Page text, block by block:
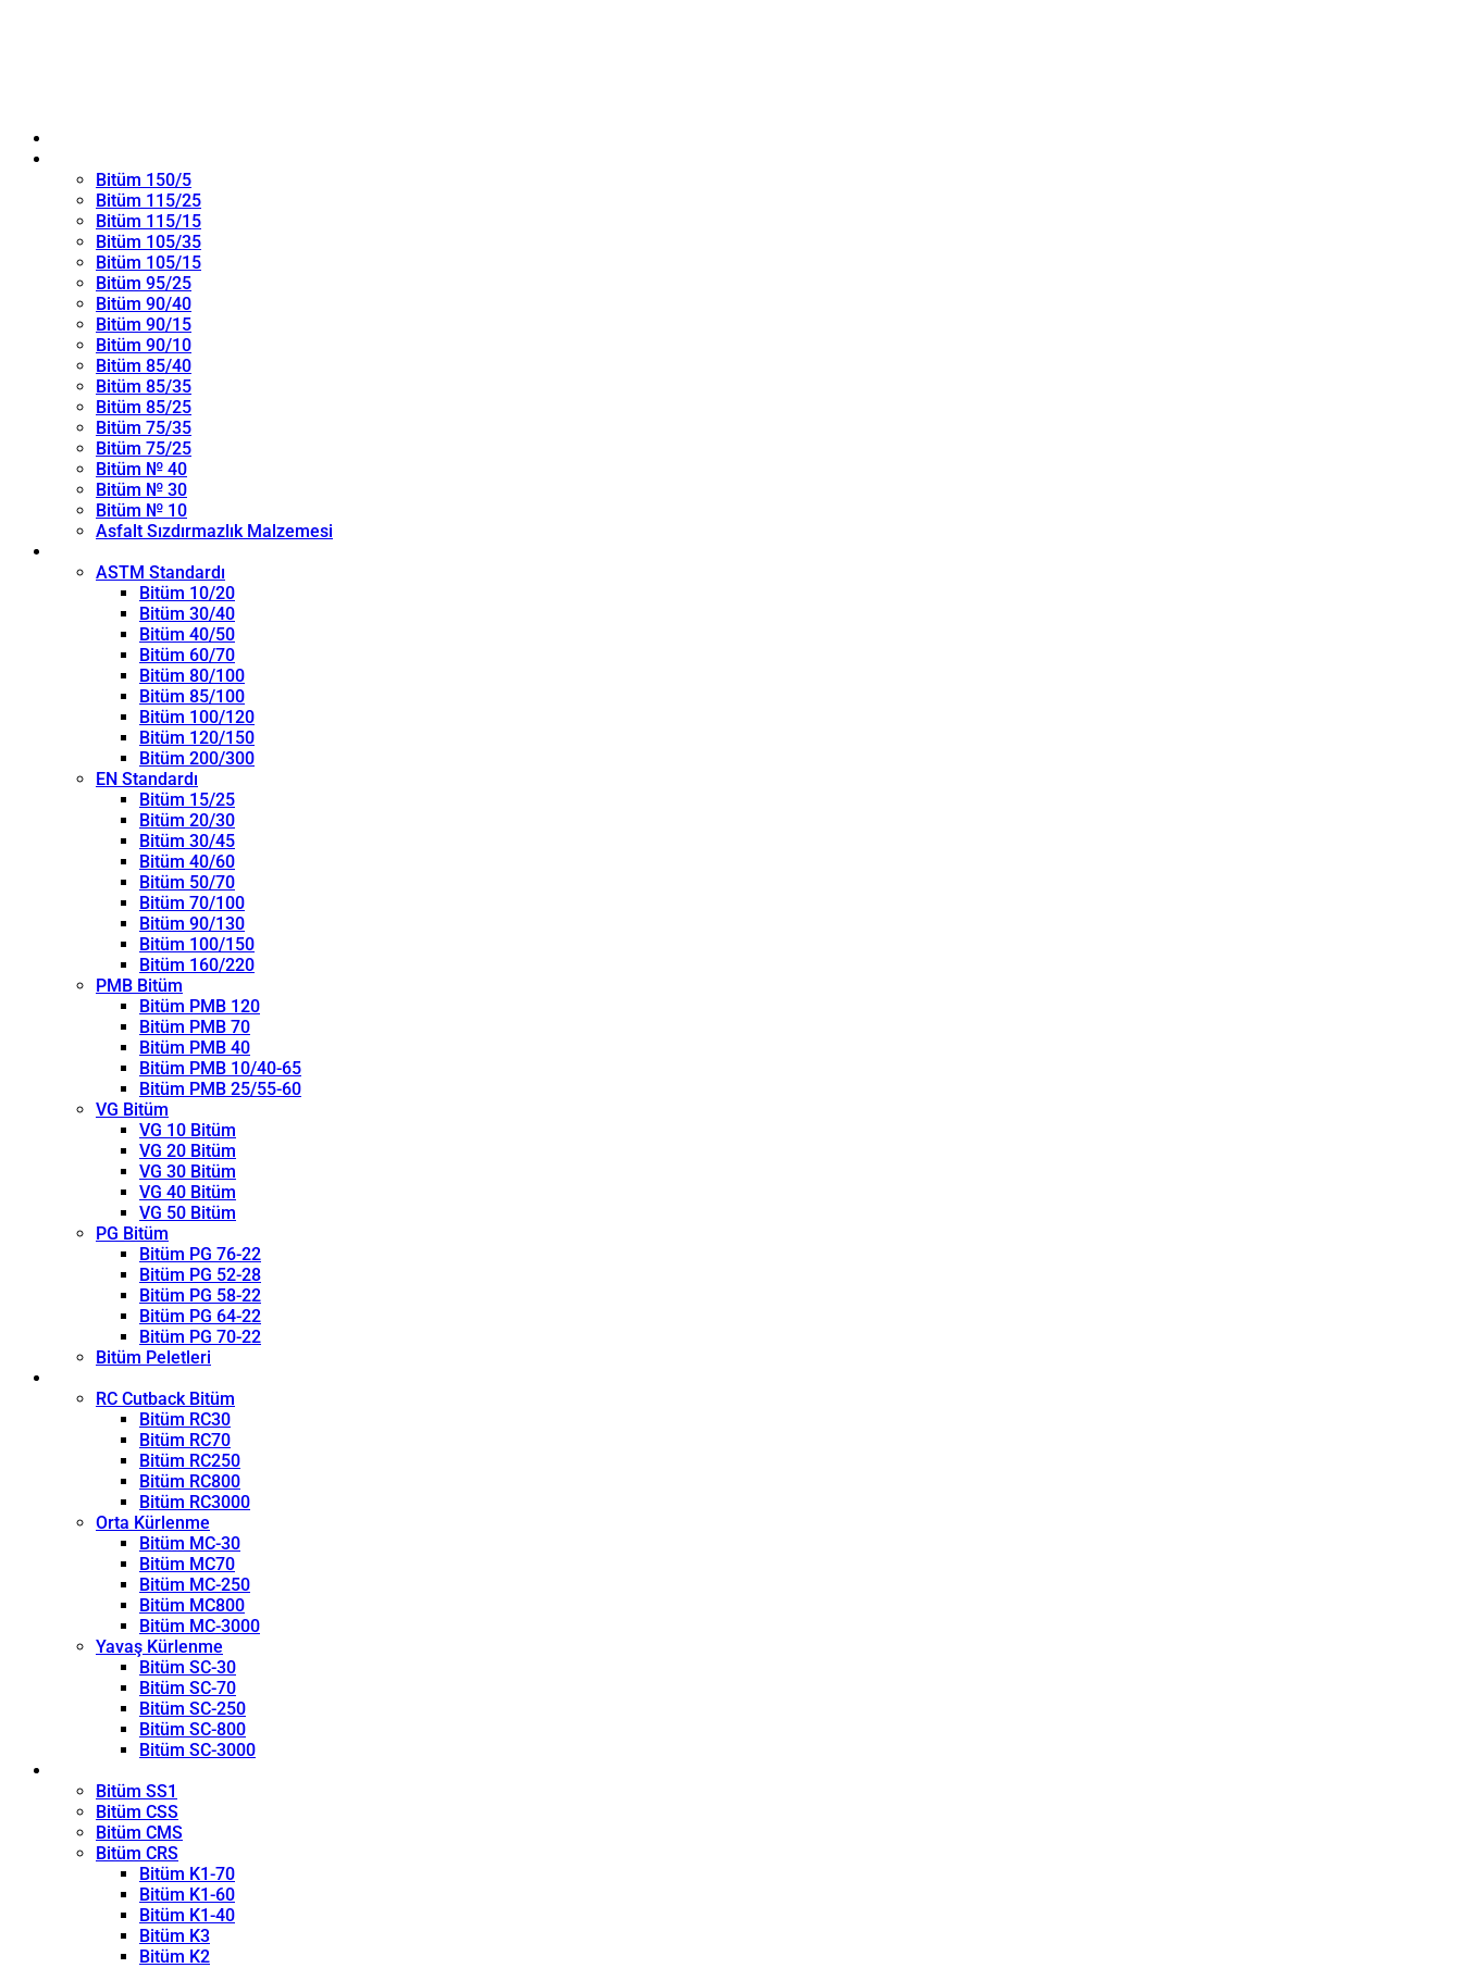
Bitüm 150/5
Bitüm 115/25
Bitüm 115/15
Bitüm 105/35
Bitüm 105/15
Bitüm 95/25
Bitüm 90/40
Bitüm 90/15
Bitüm 90/10
Bitüm 85/40
Bitüm 85/35
Bitüm 85/25
Bitüm 75/35
Bitüm 75/25
Bitüm № 40
Bitüm № 30
Bitüm № 10
Asfalt Sızdırmazlık Malzemesi
ASTM Standardı
Bitüm 10/20
Bitüm 30/40
Bitüm 40/50
Bitüm 60/70
Bitüm 80/100
Bitüm 85/100
Bitüm 100/120
Bitüm 120/150
Bitüm 200/300
EN Standardı
Bitüm 15/25
Bitüm 20/30
Bitüm 30/45
Bitüm 40/60
Bitüm 50/70
Bitüm 70/100
Bitüm 90/130
Bitüm 100/150
Bitüm 160/220
PMB Bitüm
Bitüm PMB 120
Bitüm PMB 70
Bitüm PMB 40
Bitüm PMB 10/40-65
Bitüm PMB 25/55-60
VG Bitüm
VG 10 Bitüm
VG 20 Bitüm
VG 30 Bitüm
VG 40 Bitüm
VG 50 Bitüm
PG Bitüm
Bitüm PG 76-22
Bitüm PG 52-28
Bitüm PG 58-22
Bitüm PG 64-22
Bitüm PG 70-22
Bitüm Peletleri
RC Cutback Bitüm
Bitüm RC30
Bitüm RC70
Bitüm RC250
Bitüm RC800
Bitüm RC3000
Orta Kürlenme
Bitüm MC-30
Bitüm MC70
Bitüm MC-250
Bitüm MC800
Bitüm MC-3000
Yavaş Kürlenme
Bitüm SC-30
Bitüm SC-70
Bitüm SC-250
Bitüm SC-800
Bitüm SC-3000
Bitüm SS1
Bitüm CSS
Bitüm CMS
Bitüm CRS
Bitüm K1-70
Bitüm K1-60
Bitüm K1-40
Bitüm K3
Bitüm K2